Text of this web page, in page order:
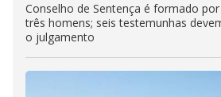
Conselho de Sentença é formado
três homens; seis testemunhas
o julgamento